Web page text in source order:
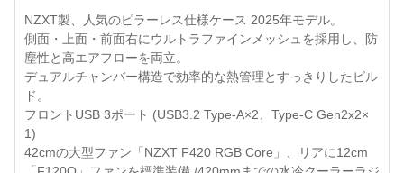
NZXT製、人気のピラーレス仕様ケース 2025年モデル。
側面・上面・前面右にウルトラファインメッシュを採用し、防
塵性と高エアフローを両立。
デュアルチャンバー構造で効率的な熱管理とすっきりしたビル
ド。
フロントUSB 3ポート (USB3.2 Type-A×2、Type-C Gen2x2×
1)
42cmの大型ファン「NZXT F420 RGB Core」、リアに12cm